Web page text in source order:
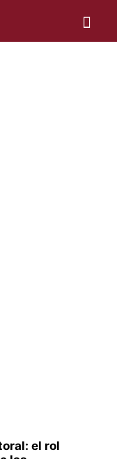
el rol